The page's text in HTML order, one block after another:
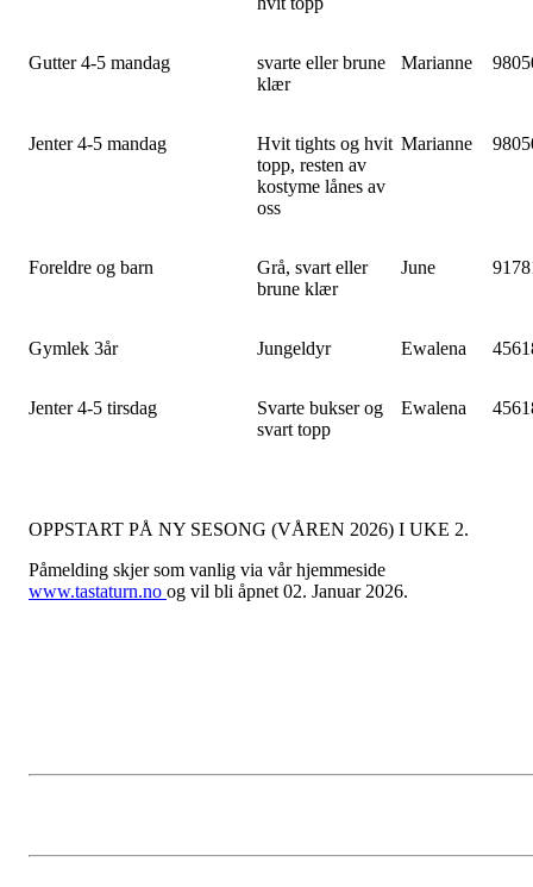
Gutter 4-5 mandag
svarte eller brune
klær
Marianne
Jenter 4-5 mandag
Hvit tights og hvit
topp, resten av
kostyme lånes av
oss
Marianne
Foreldre og barn
Grå, svart eller
brune klær
June
Gymlek 3år Jungeldyr Ewalena
Jenter 4-5 tirsdag
Svarte bukser og
svart topp
Ewalena
OPPSTART PÅ NY SESONG (VÅREN 2026) I UKE 2.
Påmelding skjer som vanlig via vår hjemmeside
www.tastaturn.no og vil bli åpnet 02. Januar 2026.